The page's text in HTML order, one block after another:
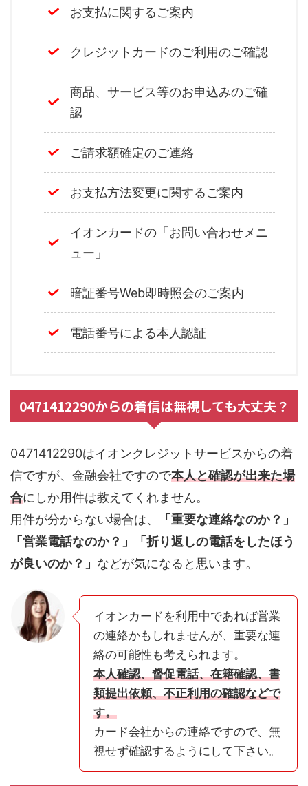
お支払に関するご案内
クレジットカードのご利用のご確認
商品、サービス等のお申込みのご確
認
ご請求額確定のご連絡
お支払方法変更に関するご案内
イオンカードの「お問い合わせメニ
ュー」
暗証番号Web即時照会のご案内
電話番号による本人認証
0471412290からの着信は無視しても大丈夫？
0471412290はイオンクレジットサービスからの着
信ですが、金融会社ですので本人と確認が出来た場
合にしか用件は教えてくれません。
用件が分からない場合は、
「重要な連絡なのか？」
「営業電話なのか？」「折り返しの電話をしたほう
が良いのか？」 などが気になると思います。
イオンカードを利用中であれば営業
の連絡かもしれませんが、重要な連
絡の可能性も考えられます。
本人確認、督促電話、在籍確認、書
類提出依頼、不正利用の確認などで
す。
カード会社からの連絡ですので、無
視せず確認するようにして下さい。